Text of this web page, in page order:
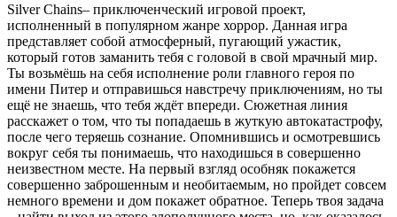
Silver Chains– приключенческий игровой проект,
исполненный в популярном жанре хоррор. Данная игра
представляет собой атмосферный, пугающий ужастик,
который готов заманить тебя с головой в свой мрачный мир.
Ты возьмёшь на себя исполнение роли главного героя по
имени Питер и отправишься навстречу приключениям, но ты
ещё не знаешь, что тебя ждёт впереди. Сюжетная линия
расскажет о том, что ты попадаешь в жуткую автокатастрофу,
после чего теряешь сознание. Опомнившись и осмотревшись
вокруг себя ты понимаешь, что находишься в совершенно
неизвестном месте. На первый взгляд особняк покажется
совершенно заброшенным и необитаемым, но пройдет совсем
немного времени и дом покажет обратное. Теперь твоя задача